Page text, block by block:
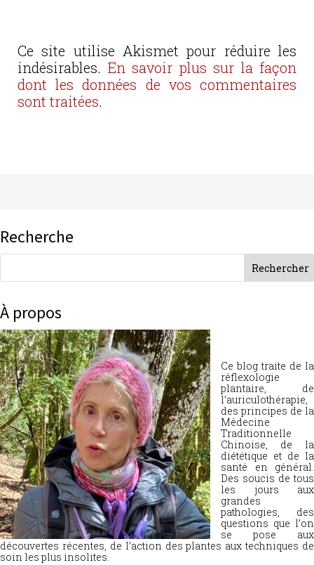
Ce site utilise Akismet pour réduire les
indésirables. En savoir plus sur la façon
dont les données de vos commentaires
sont traitées.
Recherche
À propos
Ce blog traite de la
réflexologie
plantaire, de
l’auriculothérapie,
des principes de la
Médecine
Traditionnelle
Chinoise, de la
diététique et de la
santé en général.
Des soucis de tous
les jours aux
grandes
pathologies, des
questions que l’on
se pose aux
découvertes récentes, de l’action des plantes aux techniques de
soin les plus insolites.